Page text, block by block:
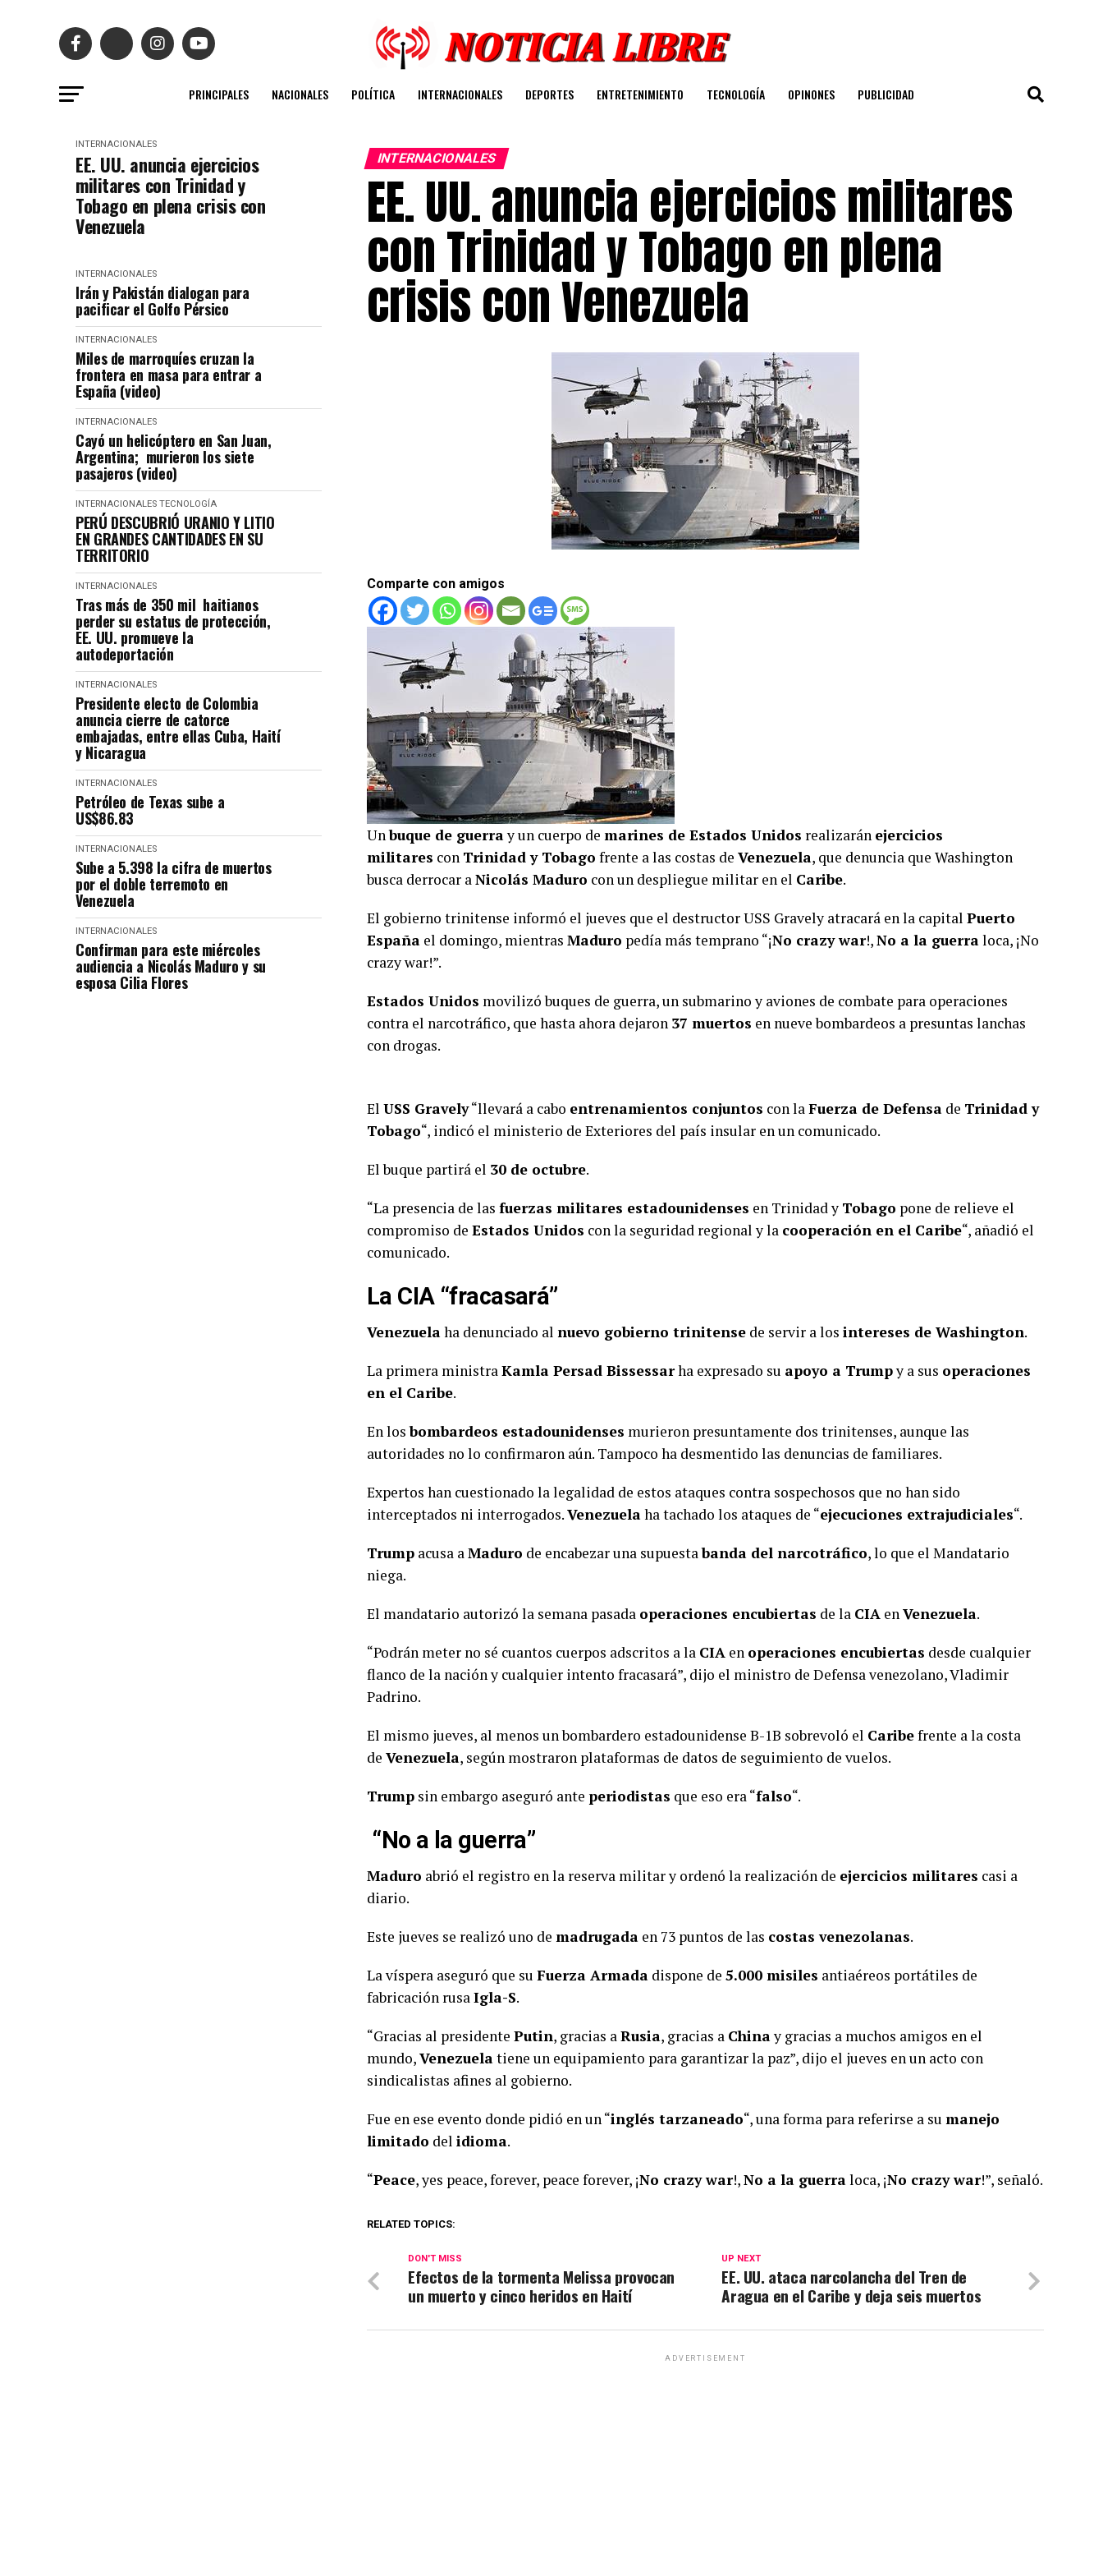
PRINCIPALES NACIONALES POLÍTICA INTERNACIONALES DEPORTES ENTRETENIMIENTO TECNOLOGÍA OPINONES PUBLICIDAD
INTERNACIONALES
EE. UU. anuncia ejercicios
militares con Trinidad y
Tobago en plena crisis con
Venezuela
INTERNACIONALES
Irán y Pakistán dialogan para
pacificar el Golfo Pérsico
INTERNACIONALES
Miles de marroquíes cruzan la
frontera en masa para entrar a
España (video)
INTERNACIONALES
Cayó un helicóptero en San Juan,
Argentina; murieron los siete
pasajeros (video)
INTERNACIONALES TECNOLOGÍA
PERÚ DESCUBRIÓ URANIO Y LITIO
EN GRANDES CANTIDADES EN SU
TERRITORIO
INTERNACIONALES
Tras más de 350 mil haitianos
perder su estatus de protección,
EE. UU. promueve la
autodeportación
INTERNACIONALES
Presidente electo de Colombia
anuncia cierre de catorce
embajadas, entre ellas Cuba, Haití
y Nicaragua
INTERNACIONALES
Petróleo de Texas sube a
US$86.83
INTERNACIONALES
Sube a 5.398 la cifra de muertos
por el doble terremoto en
Venezuela
INTERNACIONALES
Confirman para este miércoles
audiencia a Nicolás Maduro y su
esposa Cilia Flores
INTERNACIONALES
EE. UU. anuncia ejercicios militares
con Trinidad y Tobago en plena
crisis con Venezuela
Comparte con amigos
Unbuque de guerray un cuerpo de marines de Estados Unidos realizarán ejercicios
militares con Trinidad y Tobago frente a las costas de Venezuela, que denuncia que Washington
busca derrocar aNicolás Maduro con un despliegue militar en el Caribe.
El gobierno trinitense informó el jueves que el destructor USS Gravely atracará en la capital Puerto
España el domingo, mientras Maduro pedía más temprano “¡No crazy war!,No a la guerraloca, ¡No
crazy war!”.
Estados Unidos movilizó buques de guerra, un submarino y aviones de combate para operaciones
contra el narcotráfico, que hasta ahora dejaron 37 muertos en nueve bombardeos a presuntas lanchas
con drogas.
El USS Gravely“llevará a cabo entrenamientos conjuntos con laFuerza de Defensa de Trinidad y
Tobago“, indicó el ministerio de Exteriores del país insular en un comunicado.
El buque partirá el 30 de octubre.
“La presencia de las fuerzas militares estadounidenses en Trinidad y Tobago pone de relieve el
compromiso de Estados Unidos con la seguridad regional y la cooperación en el Caribe“, añadió el
comunicado.
La CIA“fracasará”
Venezuelaha denunciado al nuevo gobierno trinitense de servir a los intereses de Washington.
La primera ministraKamla Persad Bissessarha expresado su apoyo a Trumpy a sus operaciones
en el Caribe.
En losbombardeos estadounidenses murieron presuntamente dos trinitenses, aunque las
autoridades no lo confirmaron aún. Tampoco ha desmentido las denuncias de familiares.
Expertos han cuestionado la legalidad de estos ataques contra sospechosos que no han sido
interceptados ni interrogados.Venezuelaha tachado los ataques de “ejecuciones extrajudiciales“.
Trump acusa aMaduro de encabezar una supuestabanda del narcotráfico, lo que el Mandatario
niega.
El mandatario autorizó la semana pasada operaciones encubiertas de la CIA enVenezuela.
“Podrán meter no sé cuantos cuerpos adscritos a la CIA en operaciones encubiertas desde cualquier
flanco de la nación y cualquier intento fracasará”, dijo el ministro de Defensa venezolano, Vladimir
Padrino.
El mismo jueves, al menos un bombardero estadounidense B-1B sobrevoló el Caribefrente a la costa
de Venezuela, según mostraron plataformas de datos de seguimiento de vuelos.
Trump sin embargo aseguró ante periodistas que eso era “falso“.
“No a la guerra”
Maduro abrió el registro en la reserva militar y ordenó la realización de ejercicios militares casi a
diario.
Este jueves se realizó uno de madrugada en 73 puntos de las costas venezolanas.
La víspera aseguró que su Fuerza Armada dispone de 5.000 misiles antiaéreos portátiles de
fabricación rusaIgla-S.
“Gracias al presidente Putin, gracias aRusia, gracias a Chinay gracias a muchos amigos en el
mundo,Venezuelatiene un equipamiento para garantizar la paz”, dijo el jueves en un acto con
sindicalistas afines al gobierno.
Fue en ese evento donde pidió en un “inglés tarzaneado“, una forma para referirse a su manejo
limitado del idioma.
“Peace, yes peace, forever, peace forever, ¡No crazy war!,No a la guerraloca, ¡No crazy war!”, señaló.
RELATED TOPICS:
UP NEXT
EE. UU. ataca narcolancha del Tren de
Aragua en el Caribe y deja seis muertos
DON'T MISS
Efectos de la tormenta Melissa provocan
un muerto y cinco heridos en Haití
ADVERTISEMENT